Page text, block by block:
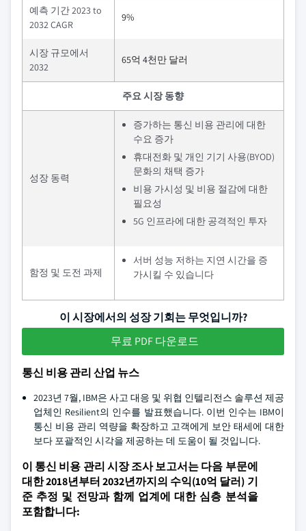
예측 기간 2023 to
2032 CAGR
9%
시장 규모에서
2032
65억 4천만 달러
주요 시장 동향
성장 동력
증가하는 통신 비용 관리에 대한
수요 증가
휴대전화 및 개인 기기 사용(BYOD)
문화의 채택 증가
비용 가시성 및 비용 절감에 대한
필요성
5G 인프라에 대한 공격적인 투자
함정 및 도전 과제
서버 성능 저하는 지연 시간을 증
가시킬 수 있습니다
이 시장에서의 성장 기회는 무엇입니까?
무료 PDF 다운로드
통신 비용 관리 산업 뉴스
2023년 7월, IBM은 사고 대응 및 위협 인텔리전스 솔루션 제공
업체인 Resilient의 인수를 발표했습니다. 이번 인수는 IBM이
통신 비용 관리 역량을 확장하고 고객에게 보안 태세에 대한
보다 포괄적인 시각을 제공하는 데 도움이 될 것입니다.
이 통신 비용 관리 시장 조사 보고서는 다음 부문에
대한 2018년부터 2032년까지의 수익(10억 달러) 기
준 추정 및 전망과 함께 업계에 대한 심층 분석을
포함합니다: